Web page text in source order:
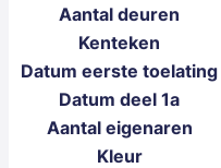
Aantal deuren
Kenteken
Datum eerste toelating
Datum deel 1a
Aantal eigenaren
Kleur